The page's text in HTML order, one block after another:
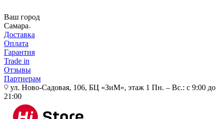
Ваш город
Самара
Доставка
Оплата
Гарантия
Trade in
Отзывы
Партнерам
ул. Ново-Садовая, 106, БЦ «ЗиМ», этаж 1 Пн. – Вс.: с 9:00 до
21:00